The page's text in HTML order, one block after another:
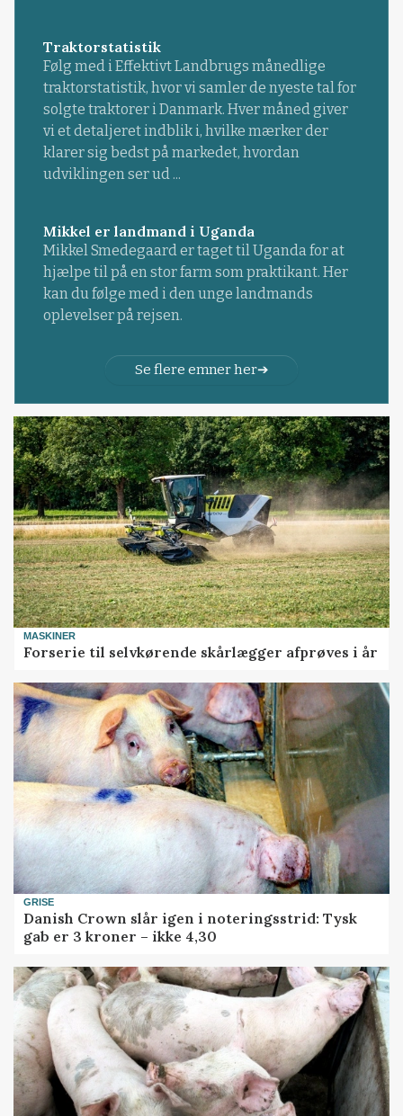
Traktorstatistik
Følg med i Effektivt Landbrugs månedlige
traktorstatistik, hvor vi samler de nyeste tal for
solgte traktorer i Danmark. Hver måned giver
vi et detaljeret indblik i, hvilke mærker der
klarer sig bedst på markedet, hvordan
udviklingen ser ud ...
Mikkel er landmand i Uganda
Mikkel Smedegaard er taget til Uganda for at
hjælpe til på en stor farm som praktikant. Her
kan du følge med i den unge landmands
oplevelser på rejsen.
Se flere emner her
MASKINER
Forserie til selvkørende skårlægger afprøves i år
GRISE
Danish Crown slår igen i noteringsstrid: Tysk
gab er 3 kroner – ikke 4,30